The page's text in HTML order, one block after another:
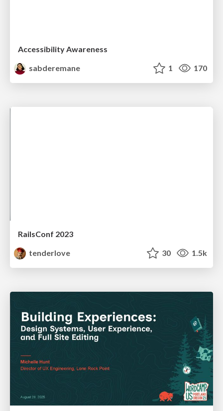
Accessibility Awareness
sabderemane
1 170
RailsConf 2023
tenderlove
30 1.5k